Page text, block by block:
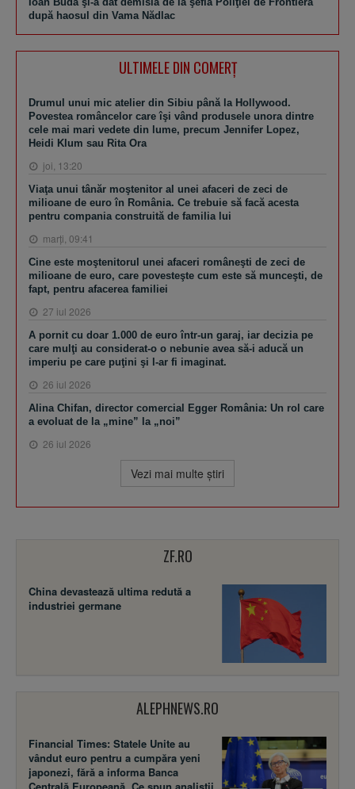
după haosul din Vama Nădlac
ULTIMELE DIN COMERȚ
Drumul unui mic atelier din Sibiu până la Hollywood.
Povestea româncelor care îşi vând produsele unora dintre
cele mai mari vedete din lume, precum Jennifer Lopez,
Heidi Klum sau Rita Ora
joi, 13:20
Viaţa unui tânăr moştenitor al unei afaceri de zeci de
milioane de euro în România. Ce trebuie să facă acesta
pentru compania construită de familia lui
marţi, 09:41
Cine este moştenitorul unei afaceri româneşti de zeci de
milioane de euro, care povesteşte cum este să munceşti, de
fapt, pentru afacerea familiei
27 iul 2026
A pornit cu doar 1.000 de euro într-un garaj, iar decizia pe
care mulţi au considerat-o o nebunie avea să-i aducă un
imperiu pe care puţini şi l-ar fi imaginat.
26 iul 2026
Alina Chifan, director comercial Egger România: Un rol care
a evoluat de la „mine” la „noi”
26 iul 2026
Vezi mai multe ştiri
ZF.RO
China devastează ultima redută a
industriei germane
ALEPHNEWS.RO
Financial Times: Statele Unite au
vândut euro pentru a cumpăra yeni
japonezi, fără a informa Banca
Centrală Europeană. Ce spun analiștii